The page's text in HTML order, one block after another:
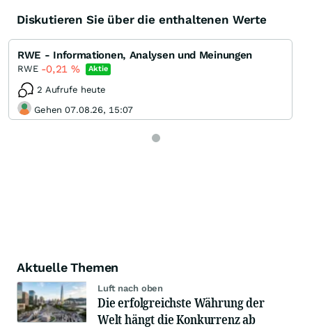
Diskutieren Sie über die enthaltenen Werte
RWE - Informationen, Analysen und Meinungen
RWE -0,21 % Aktie
2 Aufrufe heute
Gehen 07.08.26, 15:07
Aktuelle Themen
Luft nach oben
Die erfolgreichste Währung der
Welt hängt die Konkurrenz ab